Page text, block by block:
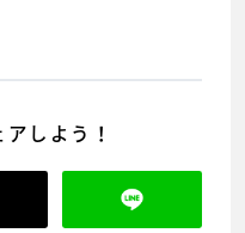
しよう！